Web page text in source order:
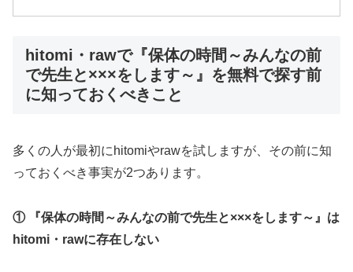
hitomi・rawで『保体の時間～みんなの前
で先生と×××をします～』を無料で探す前
に知っておくべきこと
多くの人が最初にhitomiやrawを試しますが、その前に知
っておくべき事実が2つあります。
① 『保体の時間～みんなの前で先生と×××をします～』は
hitomi・rawに存在しない